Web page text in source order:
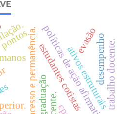
acesso e permanência.estudantes cotistas
políticas de ação afirmativa
ativos estruturais
graduação
desempenho
evasão trabalho docente.